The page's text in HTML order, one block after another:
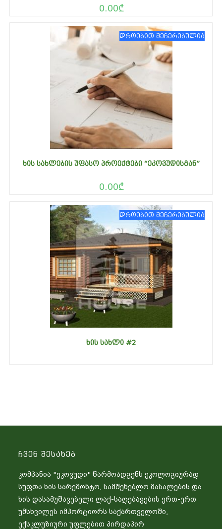
0.00₾
დროებით შეჩერებულია
ᲮᲘᲡ ᲡᲐᲮᲚᲔᲑᲘᲡ ᲣᲤᲐᲡᲝ ᲞᲠᲝᲔᲥᲢᲔᲑᲘ “ᲔᲙᲝᲕᲣᲓᲘᲡᲒᲐᲜ”
0.00₾
დროებით შეჩერებულია
ᲮᲘᲡ ᲡᲐᲮᲚᲘ #2
Ჩვენ Შესახებ
კომპანია "ეკოვუდი" წარმოადგენს ეკოლოგიურად
სუფთა ხის სარემონტო, სამშენებლო მასალების და
ხის დასამუშავებელი ლაქ-საღებავების ერთ-ერთ
უმსხვილეს იმპორტიორს საქართველოში,
ექსკლუზიური უფლებით პირდაპირ